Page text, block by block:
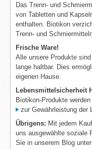
Das Trenn- und
von Tabletten und
enthalten. Biotikon
Trenn- und
Frische Ware!
Alle unsere Produkte
lange haltbar. Dies
eigenen Hause.
Lebensmittelsicherheit
Biotikon-Produkte
zur Gewährleistung der
Übrigens: Mit jedem
uns ausgewählte soziale
Sie in unserem Blog unter